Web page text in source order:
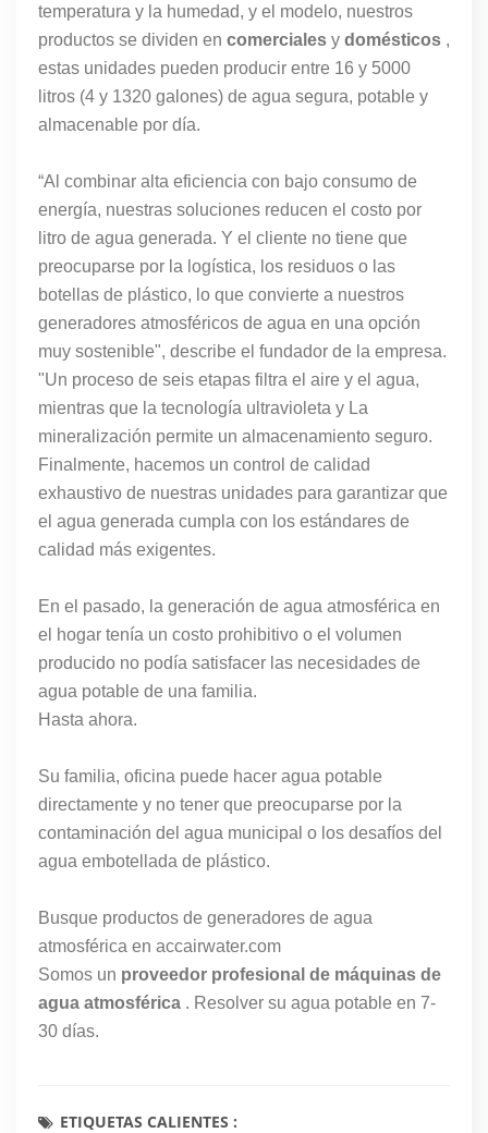
temperatura y la humedad, y el modelo, nuestros
productos se dividen en comerciales y domésticos ,
estas unidades pueden producir entre 16 y 5000
litros (4 y 1320 galones) de agua segura, potable y
almacenable por día.
“Al combinar alta eficiencia con bajo consumo de
energía, nuestras soluciones reducen el costo por
litro de agua generada. Y el cliente no tiene que
preocuparse por la logística, los residuos o las
botellas de plástico, lo que convierte a nuestros
generadores atmosféricos de agua en una opción
muy sostenible", describe el fundador de la empresa.
"Un proceso de seis etapas filtra el aire y el agua,
mientras que la tecnología ultravioleta y La
mineralización permite un almacenamiento seguro.
Finalmente, hacemos un control de calidad
exhaustivo de nuestras unidades para garantizar que
el agua generada cumpla con los estándares de
calidad más exigentes.
En el pasado, la generación de agua atmosférica en
el hogar tenía un costo prohibitivo o el volumen
producido no podía satisfacer las necesidades de
agua potable de una familia.
Hasta ahora.
Su familia, oficina puede hacer agua potable
directamente y no tener que preocuparse por la
contaminación del agua municipal o los desafíos del
agua embotellada de plástico.
Busque productos de generadores de agua
atmosférica en accairwater.com
Somos un proveedor profesional de máquinas de
agua atmosférica . Resolver su agua potable en 7-
30 días.
ETIQUETAS CALIENTES :